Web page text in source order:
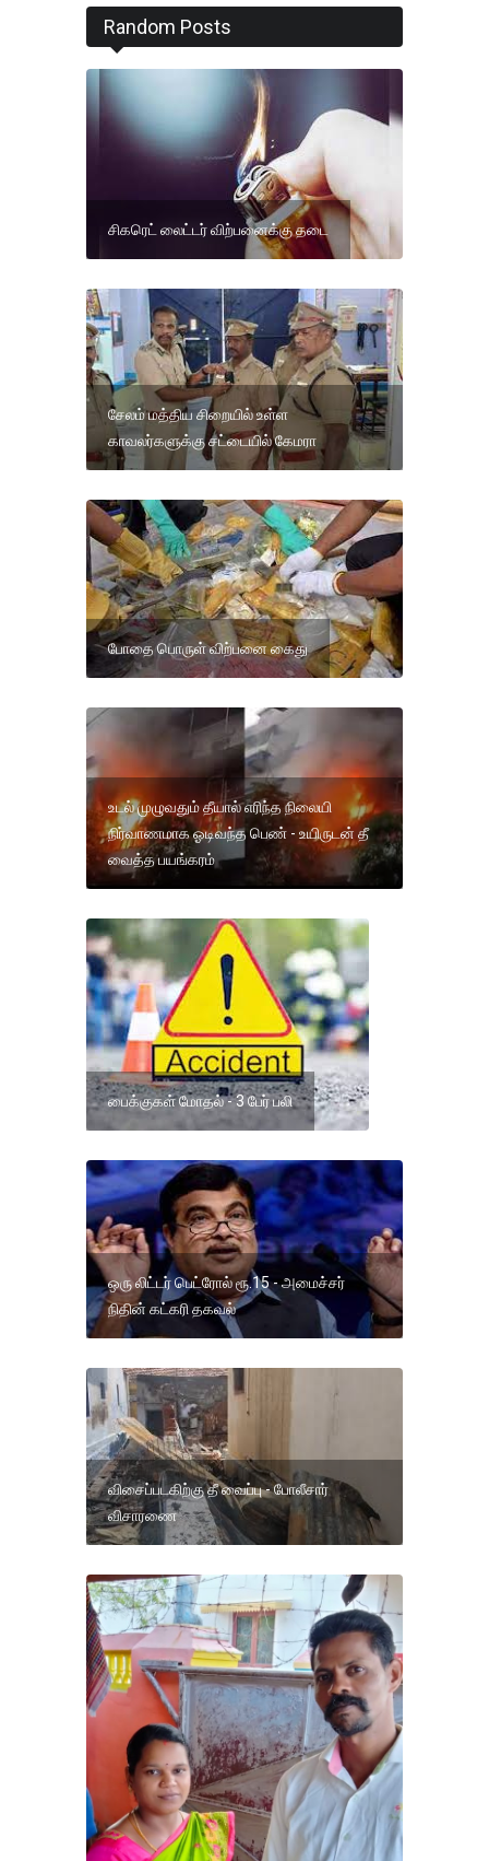
Random Posts
சிகரெட் லைட்டர் விற்பனைக்கு தடை
சேலம் மத்திய சிறையில் உள்ள
காவலர்களுக்கு சட்டையில் கேமரா
போதை பொருள் விற்பனை கைது
உடல் முழுவதும் தீயால் எரிந்த நிலையி
நிர்வாணமாக ஓடிவந்த பெண் - உயிருடன் தீ
வைத்த பயங்கரம்
பைக்குகள் மோதல் - 3 பேர் பலி
ஒரு லிட்டர் பெட்ரோல் ரூ.15 - அமைச்சர்
நிதின் கட்கரி தகவல்
விசைப்படகிற்கு தீ வைப்பு - போலீசார்
விசாரணை